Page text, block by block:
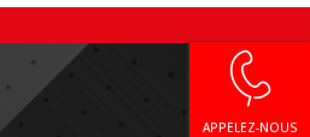
APPELEZ-NOUS